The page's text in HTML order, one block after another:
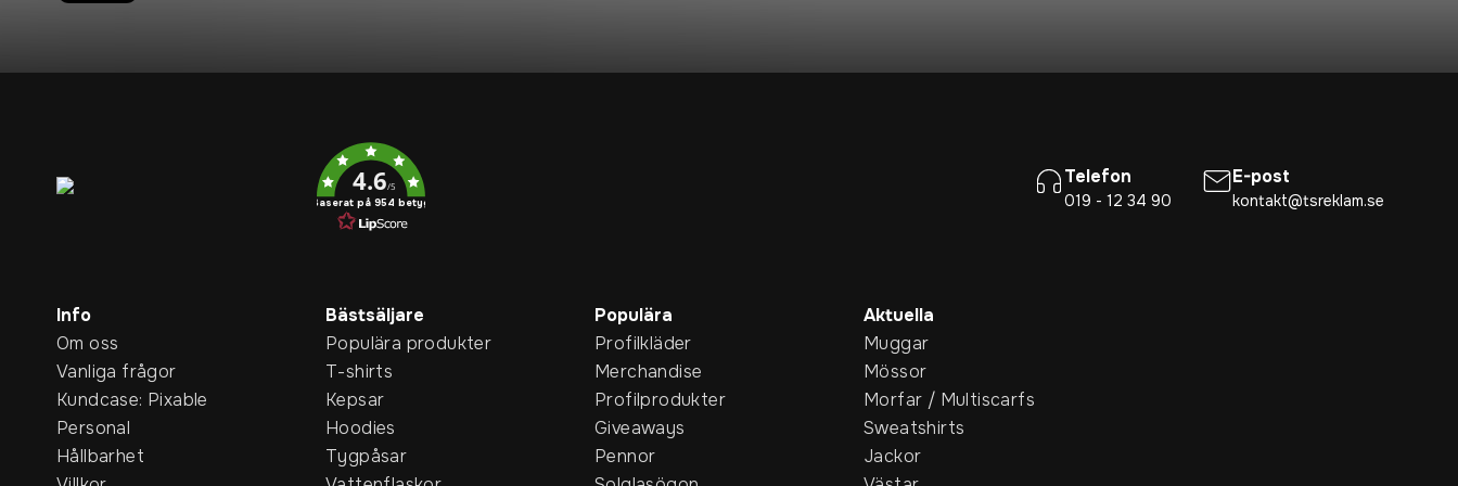
4.6/5
Baserat på 954 betyg
Telefon
019 - 12 34 90
E-post
kontakt@tsreklam.se
Info
Om oss
Vanliga frågor
Kundcase: Pixable
Personal
Hållbarhet
Bästsäljare
Populära produkter
T-shirts
Kepsar
Hoodies
Tygpåsar
Populära
Profilkläder
Merchandise
Profilprodukter
Giveaways
Pennor
Aktuella
Muggar
Mössor
Morfar / Multiscarfs
Sweatshirts
Jackor